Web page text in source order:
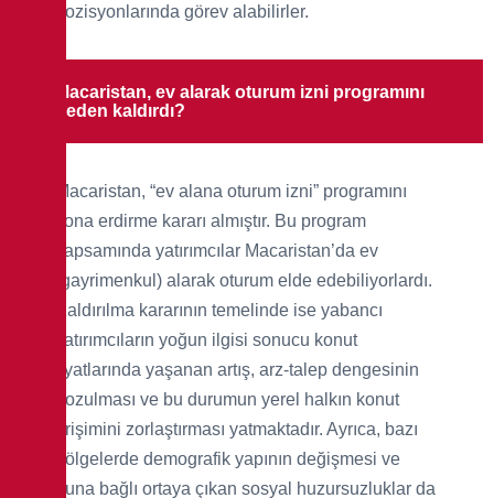
pozisyonlarında görev alabilirler.
Macaristan, ev alarak oturum izni programını
neden kaldırdı?
Macaristan, “ev alana oturum izni” programını
sona erdirme kararı almıştır. Bu program
kapsamında yatırımcılar Macaristan’da ev
(gayrimenkul) alarak oturum elde edebiliyorlardı.
Kaldırılma kararının temelinde ise yabancı
yatırımcıların yoğun ilgisi sonucu konut
fiyatlarında yaşanan artış, arz-talep dengesinin
bozulması ve bu durumun yerel halkın konut
erişimini zorlaştırması yatmaktadır. Ayrıca, bazı
bölgelerde demografik yapının değişmesi ve
buna bağlı ortaya çıkan sosyal huzursuzluklar da